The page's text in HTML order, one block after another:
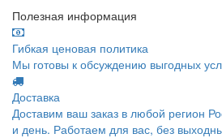
Полезная информация
Гибкая ценовая политика
Мы готовы к обсуждению выгодных
Доставка
Доставим ваш заказ в любой регион
и день. Работаем для вас, без